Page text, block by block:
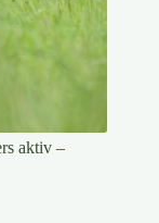
aktiv –